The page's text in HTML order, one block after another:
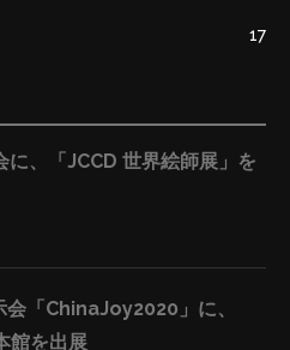
新、ライセンス取引の新た
いモデルとして、華和結HD
ラクターを扱っている会社
切な場所で利用していない
17
に、「JCCD 世界絵師展」を
「ChinaJoy2020」に、
館を出展